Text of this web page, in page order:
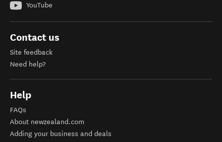
YouTube
Contact us
Site feedback
Need help?
Help
FAQs
About newzealand.com
Adding your business and deals